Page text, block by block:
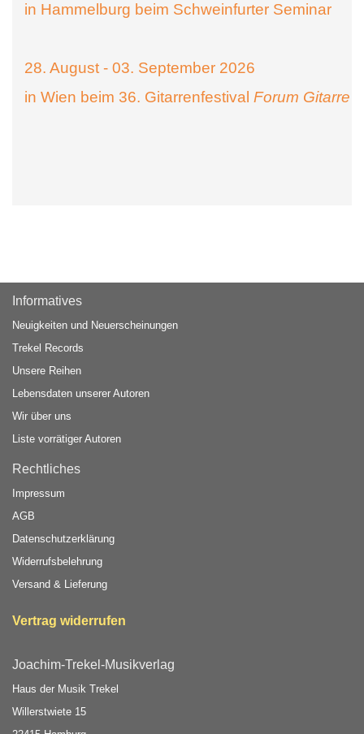
in Hammelburg beim Schweinfurter Seminar
28. August - 03. September 2026
in Wien beim 36. Gitarrenfestival Forum Gitarre
Informatives
Neuigkeiten und Neuerscheinungen
Trekel Records
Unsere Reihen
Lebensdaten unserer Autoren
Wir über uns
Liste vorrätiger Autoren
Rechtliches
Impressum
AGB
Datenschutzerklärung
Widerrufsbelehrung
Versand & Lieferung
Vertrag widerrufen
Joachim-Trekel-Musikverlag
Haus der Musik Trekel
Willerstwiete 15